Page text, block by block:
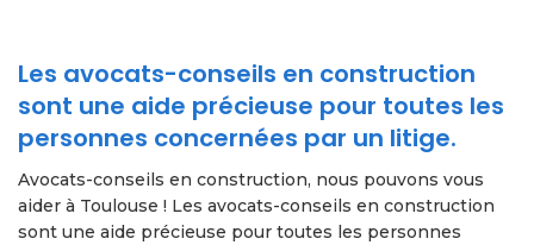
Les avocats-conseils en construction
sont une aide précieuse pour toutes les
personnes concernées par un litige.
Avocats-conseils en construction, nous pouvons vous
aider à Toulouse ! Les avocats-conseils en construction
sont une aide précieuse pour toutes les personnes